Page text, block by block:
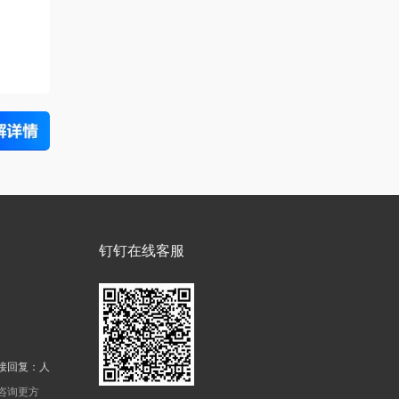
回复：人
询更方
钉钉在线客服